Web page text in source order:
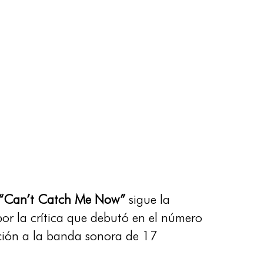
Catch Me Now”sigue la
la crítica que debutó en el número
a la banda sonora de 17